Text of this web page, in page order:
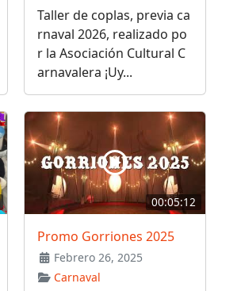
Taller de coplas, previa ca
rnaval 2026, realizado po
r la Asociación Cultural C
arnavalera ¡Uy...
00:05:12
Promo Gorriones 2025
Febrero 26, 2025
Carnaval